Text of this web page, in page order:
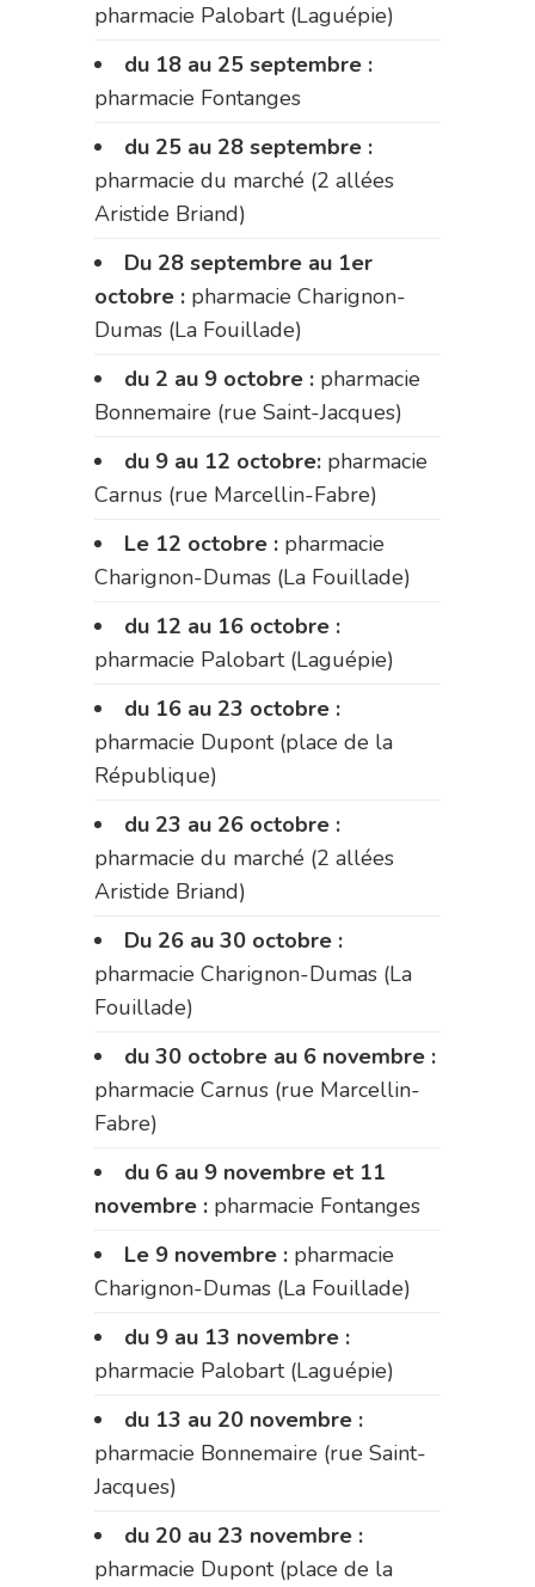
pharmacie Palobart (Laguépie)
du 18 au 25 septembre :
pharmacie Fontanges
du 25 au 28 septembre :
pharmacie du marché (2 allées
Aristide Briand)
Du 28 septembre au 1er
octobre : pharmacie Charignon-
Dumas (La Fouillade)
du 2 au 9 octobre : pharmacie
Bonnemaire (rue Saint-Jacques)
du 9 au 12 octobre: pharmacie
Carnus (rue Marcellin-Fabre)
Le 12 octobre : pharmacie
Charignon-Dumas (La Fouillade)
du 12 au 16 octobre :
pharmacie Palobart (Laguépie)
du 16 au 23 octobre :
pharmacie Dupont (place de la
République)
du 23 au 26 octobre :
pharmacie du marché (2 allées
Aristide Briand)
Du 26 au 30 octobre :
pharmacie Charignon-Dumas (La
Fouillade)
du 30 octobre au 6 novembre :
pharmacie Carnus (rue Marcellin-
Fabre)
du 6 au 9 novembre et 11
novembre : pharmacie Fontanges
Le 9 novembre : pharmacie
Charignon-Dumas (La Fouillade)
du 9 au 13 novembre :
pharmacie Palobart (Laguépie)
du 13 au 20 novembre :
pharmacie Bonnemaire (rue Saint-
Jacques)
du 20 au 23 novembre :
pharmacie Dupont (place de la